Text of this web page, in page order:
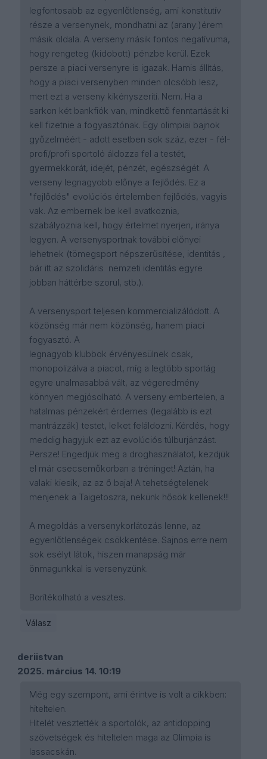
legfontosabb az egyenlőtlenség, ami konstitutív
része a versenynek, mondhatni az (arany:)érem
másik oldala. A verseny másik fontos negatívuma,
hogy rengeteg (kidobott) pénzbe kerül. Ezek
persze a piaci versenyre is igazak. Hamis állítás,
hogy a piaci versenyben minden olcsóbb lesz,
mert ezt a verseny kikényszeríti. Nem. Ha a
sarkon két bankfiók van, mindkettő fenntartását ki
kell fizetnie a fogyasztónak. Egy olimpiai bajnok
győzelméért - adott esetben sok száz, ezer - fél-
profi/profi sportoló áldozza fel a testét,
gyermekkorát, idejét, pénzét, egészségét. A
verseny legnagyobb előnye a fejlődés. Ez a
"fejlődés" evolúciós értelemben fejlődés, vagyis
vak. Az embernek be kell avatkoznia,
szabályoznia kell, hogy értelmet nyerjen, iránya
legyen. A versenysportnak további előnyei
lehetnek (tömegsport népszerűsítése, identitás ,
bár itt az szolidáris nemzeti identitás egyre
jobban háttérbe szorul, stb.).
A versenysport teljesen kommercializálódott. A
közönség már nem közönség, hanem piaci
fogyasztó. A
legnagyob klubbok érvényesülnek csak,
monopolizálva a piacot, míg a legtöbb sportág
egyre unalmasabbá vált, az végeredmény
könnyen megjósolható. A verseny embertelen, a
hatalmas pénzekért érdemes (legalább is ezt
mantrázzák) testet, lelket feláldozni. Kérdés, hogy
meddig hagyjuk ezt az evolúciós túlburjánzást.
Persze! Engedjük meg a droghasználatot, kezdjük
el már csecsemőkorban a tréninget! Aztán, ha
valaki kiesik, az az ő baja! A tehetségtelenek
menjenek a Taigetoszra, nekünk hősök kellenek!!!
A megoldás a versenykorlátozás lenne, az
egyenlőtlenségek csökkentése. Sajnos erre nem
sok esélyt látok, hiszen manapság már
önmagunkkal is versenyzünk.
Borítékolható a vesztes.
Válasz
deriistvan
2025. március 14. 10:19
Még egy szempont, ami érintve is volt a cikkben:
hiteltelen.
Hitelét vesztették a sportolók, az antidopping
szövetségek és hiteltelen maga az Olimpia is
lassacskán.